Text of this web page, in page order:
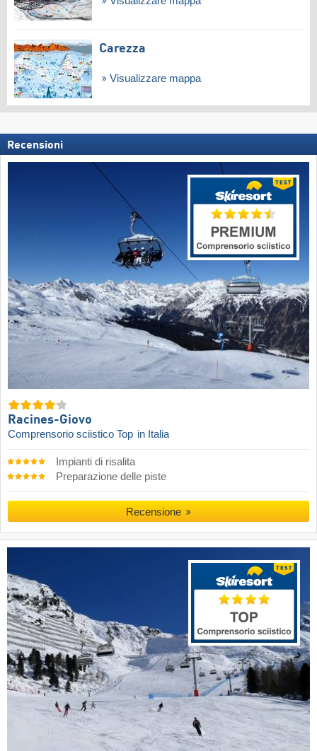
Carezza
Visualizzare mappa
Recensioni
Racines-Giovo
Comprensorio sciistico Top in Italia
Impianti di risalita
Preparazione delle piste
Recensione